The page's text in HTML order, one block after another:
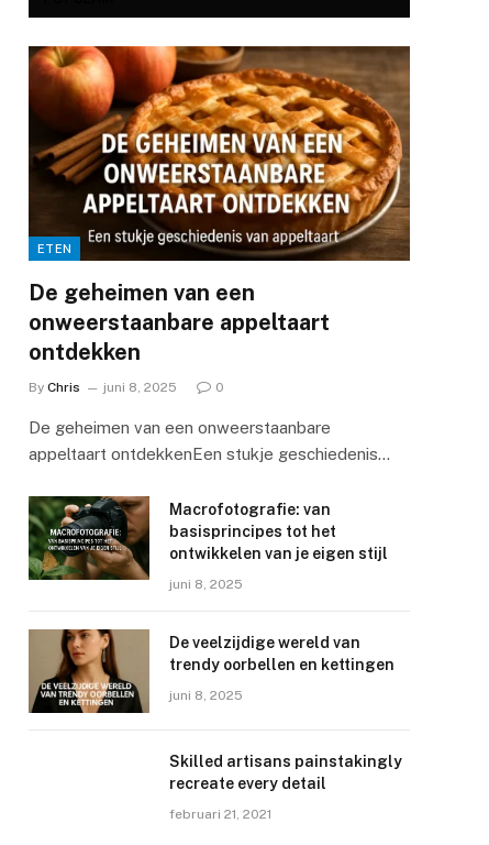
ETEN
De geheimen van een
onweerstaanbare appeltaart
ontdekken
By Chris juni 8, 2025 0
De geheimen van een onweerstaanbare
appeltaart ontdekkenEen stukje geschiedenis…
Macrofotografie: van
basisprincipes tot het
ontwikkelen van je eigen stijl
juni 8, 2025
De veelzijdige wereld van
trendy oorbellen en kettingen
juni 8, 2025
Skilled artisans painstakingly
recreate every detail
februari 21, 2021